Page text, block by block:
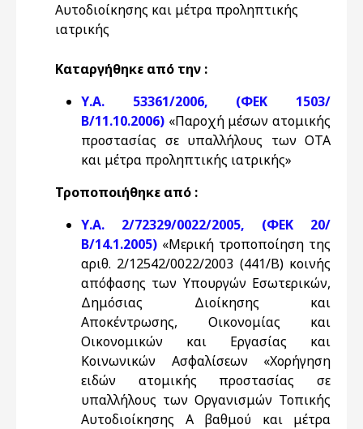
Αυτοδιοίκησης και μέτρα προληπτικής
ιατρικής
Καταργήθηκε από την :
Υ.Α. 53361/2006, (ΦΕΚ 1503/
Β/11.10.2006) «Παροχή μέσων ατομικής
προστασίας σε υπαλλήλους των ΟΤΑ
και μέτρα προληπτικής ιατρικής»
Τροποποιήθηκε από :
Υ.Α. 2/72329/0022/2005, (ΦΕΚ 20/
Β/14.1.2005) «Μερική τροποποίηση της
αριθ. 2/12542/0022/2003 (441/Β) κοινής
απόφασης των Υπουργών Εσωτερικών,
Δημόσιας Διοίκησης και
Αποκέντρωσης, Οικονομίας και
Οικονομικών και Εργασίας και
Κοινωνικών Ασφαλίσεων «Χορήγηση
ειδών ατομικής προστασίας σε
υπαλλήλους των Οργανισμών Τοπικής
Αυτοδιοίκησης Α βαθμού και μέτρα